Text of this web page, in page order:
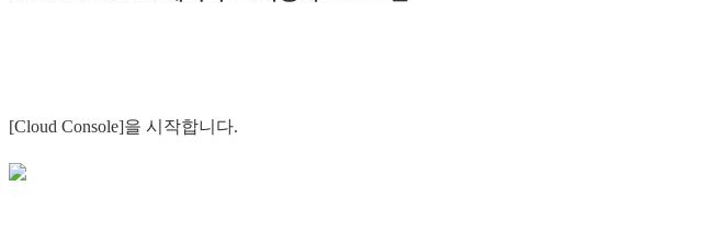
[Cloud Console]을 시작합니다.